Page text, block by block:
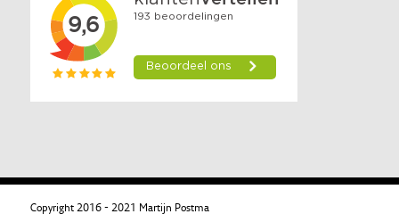
Copyright 2016 - 2021 Martijn Postma